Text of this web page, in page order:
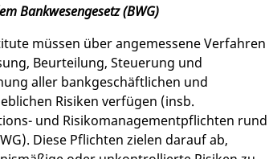
Bankwesengesetz (BWG)
müssen über angemessene Verfahren
Beurteilung, Steuerung und
aller bankgeschäftlichen und
Risiken verfügen (insb.
und Risikomanagementpflichten rund
Diese Pflichten zielen darauf ab,